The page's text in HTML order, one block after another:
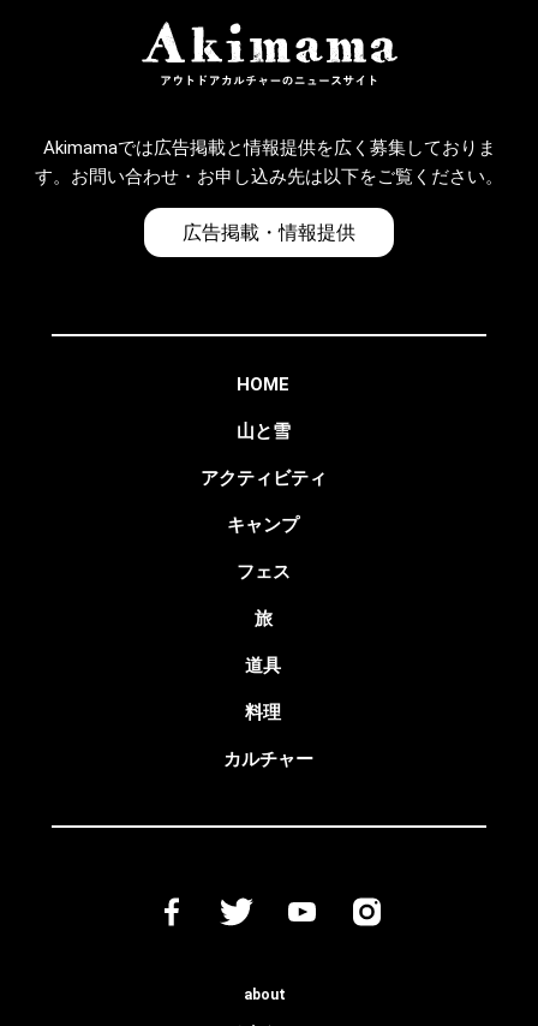
Akimamaでは広告掲載と情報提供を広く募集しておりま
す。お問い合わせ・お申し込み先は以下をご覧ください。
広告掲載・情報提供
HOME
山と雪
アクティビティ
キャンプ
フェス
旅
道具
料理
カルチャー
about